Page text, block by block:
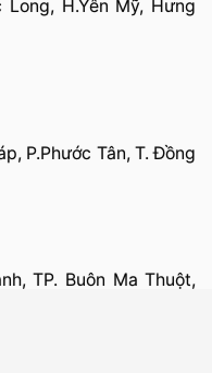
H.Yên Mỹ, Hưng
P.Phước Tân, T. Đồng
TP. Buôn Ma Thuột,